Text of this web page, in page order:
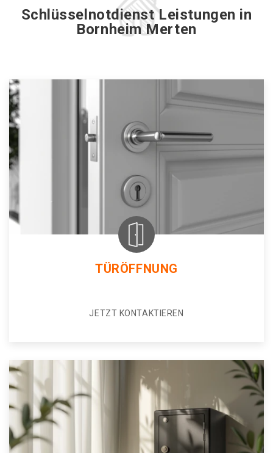
Schlüsselnotdienst Leistungen in
Bornheim Merten
TÜRÖFFNUNG
JETZT KONTAKTIEREN